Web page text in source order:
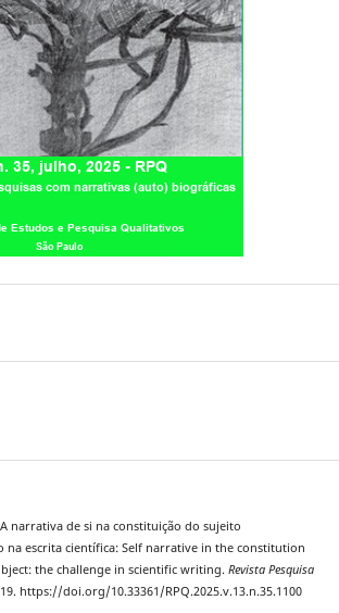
narrativa de si na constituição do sujeito
na escrita científica: Self narrative in the constitution
the challenge in scientific writing. Revista Pesquisa
https://doi.org/10.33361/RPQ.2025.v.13.n.35.1100